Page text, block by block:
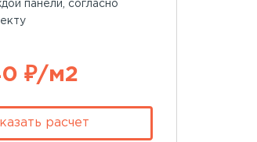
панели, согласно
₽/м2
расчет